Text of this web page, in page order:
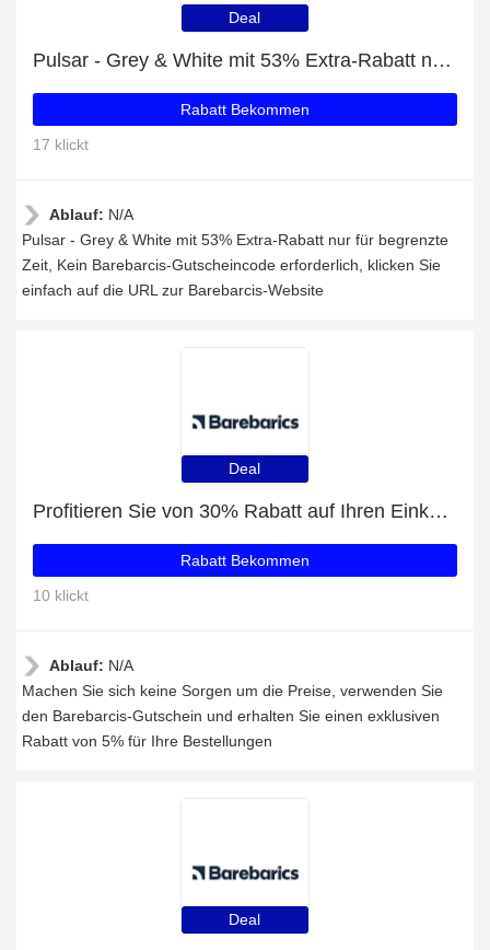
Deal
Pulsar - Grey & White mit 53% Extra-Rabatt nur für begrenzte Zeit
Rabatt Bekommen
17 klickt
Ablauf: N/A
Pulsar - Grey & White mit 53% Extra-Rabatt nur für begrenzte
Zeit, Kein Barebarcis-Gutscheincode erforderlich, klicken Sie
einfach auf die URL zur Barebarcis-Website
Deal
Profitieren Sie von 30% Rabatt auf Ihren Einkauf und erhalten Sie ein kostenloses Geschenk
Rabatt Bekommen
10 klickt
Ablauf: N/A
Machen Sie sich keine Sorgen um die Preise, verwenden Sie
den Barebarcis-Gutschein und erhalten Sie einen exklusiven
Rabatt von 5% für Ihre Bestellungen
Deal